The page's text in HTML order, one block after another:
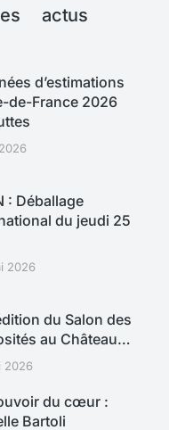
actus
d’estimations
de-France 2026
: Déballage
du jeudi 25
2026
du Salon des
au Château…
2026
du cœur :
Bartoli